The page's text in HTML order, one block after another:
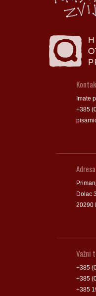
Imate
+385
Dolac 3
20290
Važni
+385
+385
+385